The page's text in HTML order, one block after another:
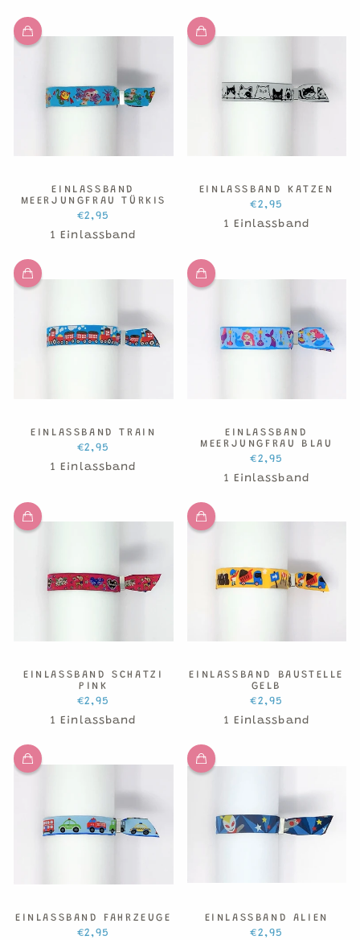
EINLASSBAND
MEERJUNGFRAU TÜRKIS
€2,95
1 Einlassband
EINLASSBAND KATZEN
€2,95
1 Einlassband
EINLASSBAND TRAIN
€2,95
1 Einlassband
EINLASSBAND
MEERJUNGFRAU BLAU
€2,95
1 Einlassband
EINLASSBAND SCHATZI
PINK
€2,95
1 Einlassband
EINLASSBAND BAUSTELLE
GELB
€2,95
1 Einlassband
EINLASSBAND FAHRZEUGE
€2,95
EINLASSBAND ALIEN
€2,95